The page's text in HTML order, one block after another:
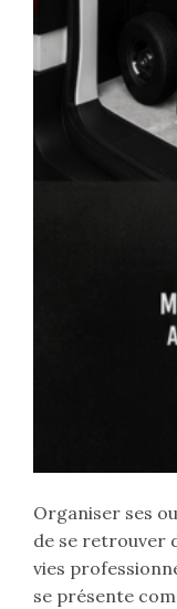
Organiser ses
de se retrouver
vies
se présente